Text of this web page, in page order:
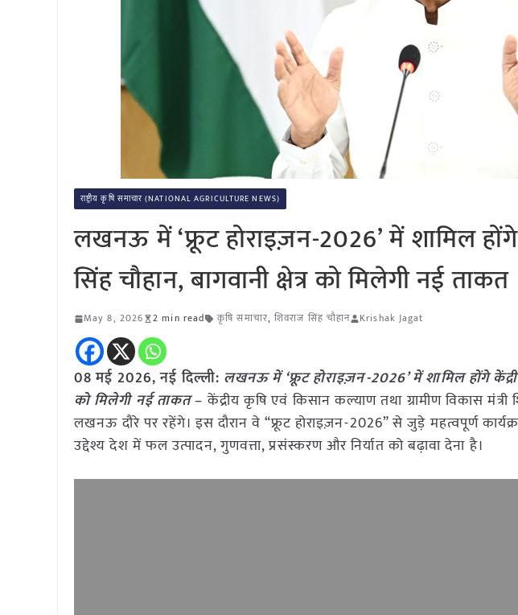
राष्ट्रीय कृषि समाचार (NATIONAL AGRICULTURE NEWS)
लखनऊ में ‘फ्रूट होराइज़न-2026’ में शामिल होंगे
सिंह चौहान, बागवानी क्षेत्र को मिलेगी नई ताकत
May 8, 2026 2 min read कृषि समाचार,शिवराज सिंह चौहान Krishak Jagat
08 मई 2026, नई दिल्ली: लखनऊ में ‘फ्रूट होराइज़न-2026’ में शामिल होंगे
को मिलेगी नई ताकत– केंद्रीय कृषि एवं किसान कल्याण तथा ग्रामीण विकास
लखनऊ दौरे पर रहेंगे। इस दौरान वे “फ्रूट होराइज़न-2026” से जुड़े महत्वपूर्ण
उद्देश्य देश में फल उत्पादन, गुणवत्ता, प्रसंस्करण और निर्यात को बढ़ावा देना है।